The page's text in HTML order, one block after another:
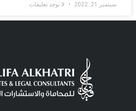
سبتمبر 21, 2022 لا توجد تعليقات